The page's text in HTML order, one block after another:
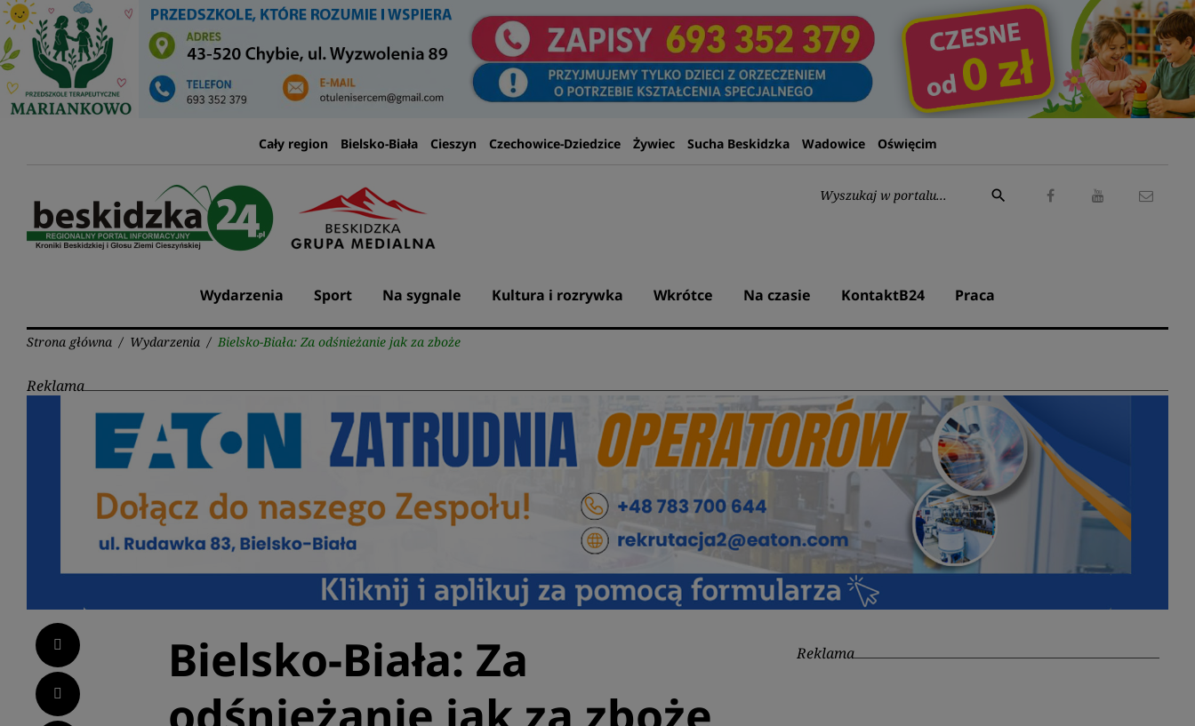
Przejdź
do
treści
Cały region Bielsko-Biała Cieszyn Czechowice-Dziedzice Żywiec Sucha Beskidzka Wadowice Oświęcim
Wyszukaj:
search
Wydarzenia Sport Na sygnale Kultura i rozrywka Wkrótce Na czasie KontaktB24 Praca
Strona główna / Wydarzenia / Bielsko-Biała: Za odśnieżanie jak za zboże
Reklama
Facebook
Twitter
Bielsko-Biała: Za
Reklama